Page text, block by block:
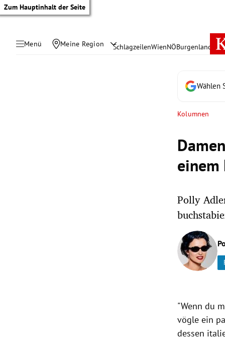
Zum Hauptinhalt der Seite
Menü Meine Region SchlagzeilenWienNÖBurgenland
Wählen
Kolumnen
einem
Polly
"Wenn du
vögle ein
dessen